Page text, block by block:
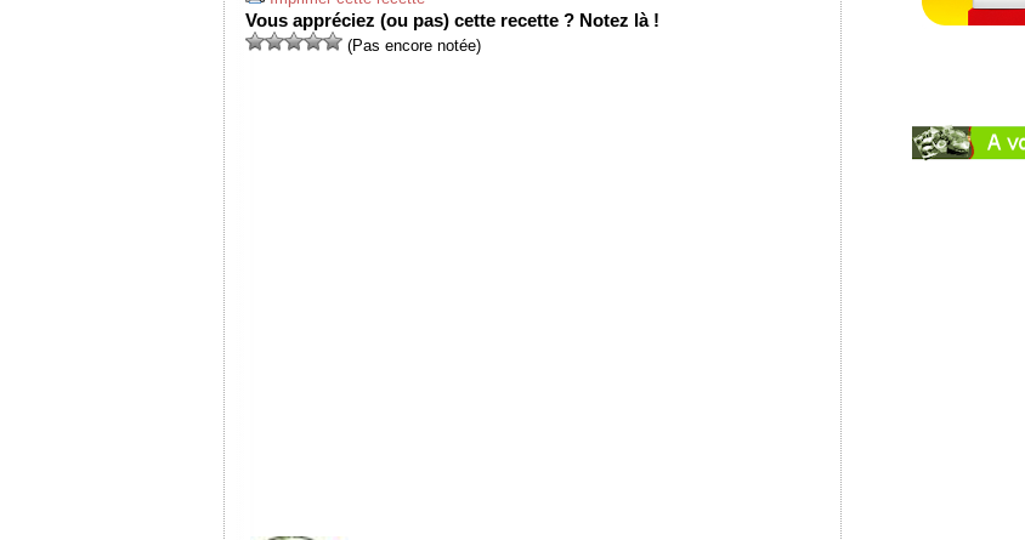
Vous appréciez (ou pas) cette recette ? Notez là !
(Pas encore notée)